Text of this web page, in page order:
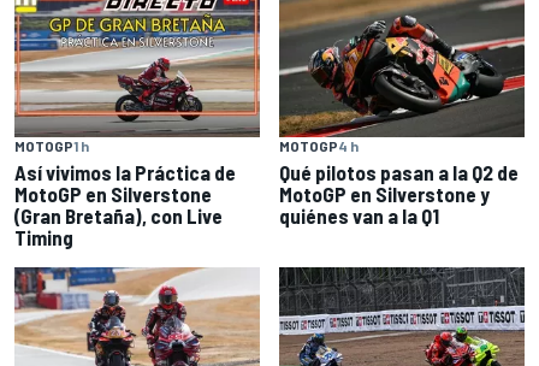
MOTOGP1 h
Así vivimos la Práctica de
MotoGP en Silverstone
(Gran Bretaña), con Live
Timing
MOTOGP4 h
Qué pilotos pasan a la Q2 de
MotoGP en Silverstone y
quiénes van a la Q1